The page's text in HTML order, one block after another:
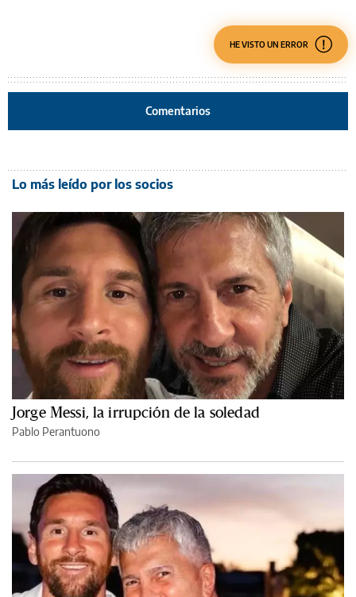
HE VISTO UN ERROR
Comentarios
Lo más leído por los socios
Jorge Messi, la irrupción de la soledad
Pablo Perantuono